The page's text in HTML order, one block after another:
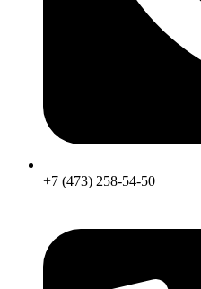
+7 (473) 258-54-50